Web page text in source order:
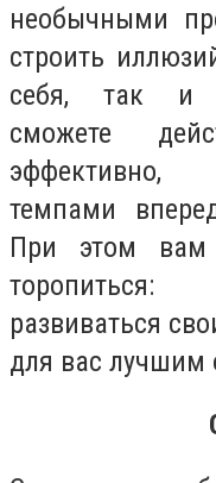
необычными
строить
себя, так и
сможете
эффективно,
темпами
При этом вам
торопиться:
развиваться
для вас лучшим